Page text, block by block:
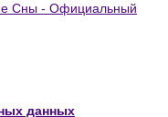
Сны - Официальный
данных